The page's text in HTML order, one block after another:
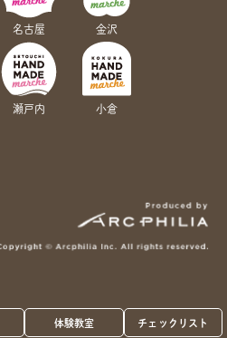
体験教室 チェックリスト
名古屋 金沢
瀬戸内 小倉